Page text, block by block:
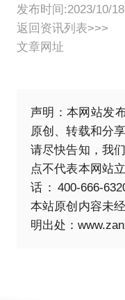
发布时间:2023/10/18
返回资讯列表>>>
文章网址
声明：本网站发
原创、转载和分
请尽快告知，我
点不代表本网站
话：400-666-
本站原创内容未
明出处：